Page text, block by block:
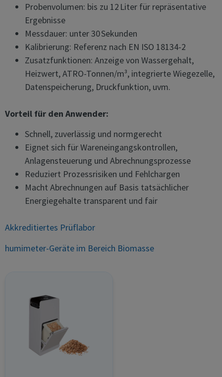
Probenvolumen: bis zu 12 Liter für repräsentative
Ergebnisse
Messdauer: unter 30 Sekunden
Kalibrierung: Referenz nach EN ISO 18134-2
Zusatzfunktionen: Anzeige von Wassergehalt,
Heizwert, ATRO-Tonnen/m³, integrierte Wiegezelle,
Datenspeicherung, Druckfunktion, uvm.
Vorteil für den Anwender:
Schnell, zuverlässig und normgerecht
Eignet sich für Wareneingangskontrollen,
Anlagensteuerung und Abrechnungsprozesse
Reduziert Prozessrisiken und Fehlchargen
Macht Abrechnungen auf Basis tatsächlicher
Energiegehalte transparent und fair
Akkreditiertes Prüflabor
humimeter-Geräte im Bereich Biomasse